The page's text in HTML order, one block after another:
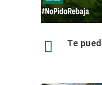
 Te